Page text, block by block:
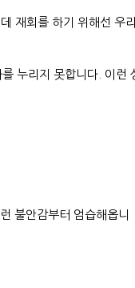
재회를 하기 위해선 우
누리지 못합니다. 이런
불안감부터 엄습해옵니